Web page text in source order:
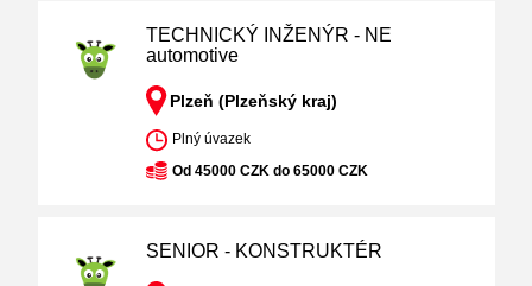
TECHNICKÝ INŽENÝR - NE
automotive
Plzeň (Plzeňský kraj)
Plný úvazek
Od 45000 CZK do 65000 CZK
SENIOR - KONSTRUKTÉR